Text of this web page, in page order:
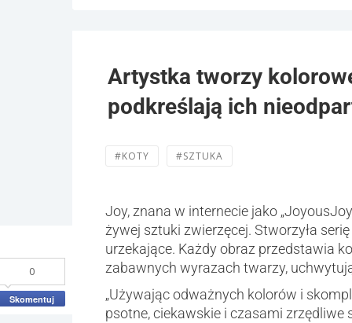
Artystka tworzy
podkreślają ich
#KOTY #SZTUKA
0
Skomentuj
Joy, znana w internecie jako
żywej sztuki zwierzęcej. Stworzyła
urzekające. Każdy obraz przedstawia
zabawnych wyrazach twarzy,
„Używając odważnych kolorów i
psotne, ciekawskie i czasami